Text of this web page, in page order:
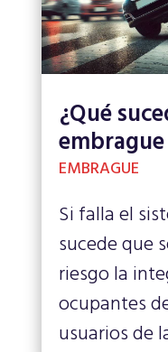
¿Qué
EMBRAGUE
Si falla el
sucede que
riesgo la
ocupantes
usuarios de